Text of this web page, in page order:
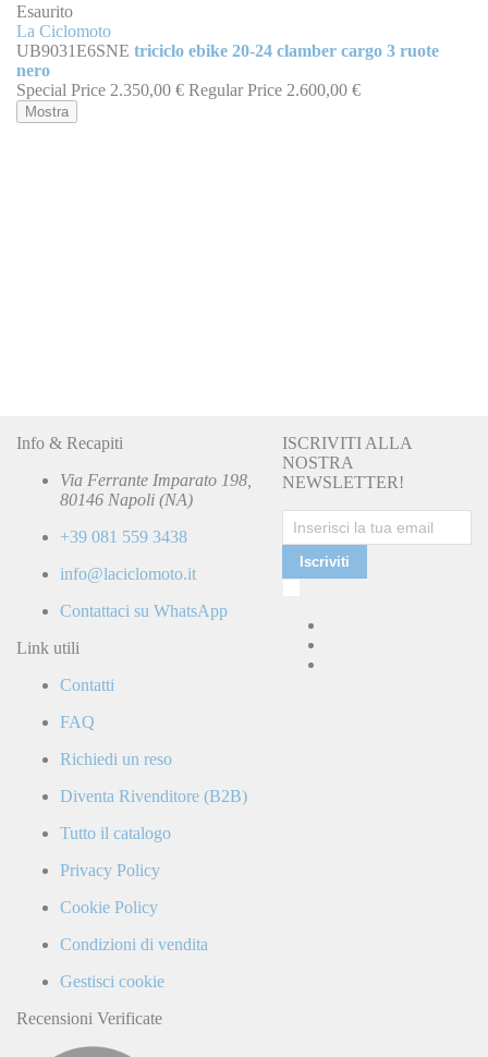
Esaurito
La Ciclomoto
UB9031E6SNE triciclo ebike 20-24 clamber cargo 3 ruote
nero
Special Price 2.350,00 € Regular Price 2.600,00 €
Mostra
Info & Recapiti
Via Ferrante Imparato 198,
80146 Napoli (NA)
+39 081 559 3438
info@laciclomoto.it
Contattaci su WhatsApp
Link utili
Contatti
FAQ
Richiedi un reso
Diventa Rivenditore (B2B)
Tutto il catalogo
Privacy Policy
Cookie Policy
Condizioni di vendita
Gestisci cookie
Recensioni Verificate
ISCRIVITI ALLA
NOSTRA
NEWSLETTER!
Iscriviti
e
accetto
la